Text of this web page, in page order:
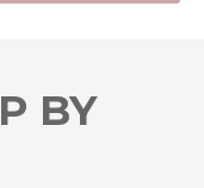
BY